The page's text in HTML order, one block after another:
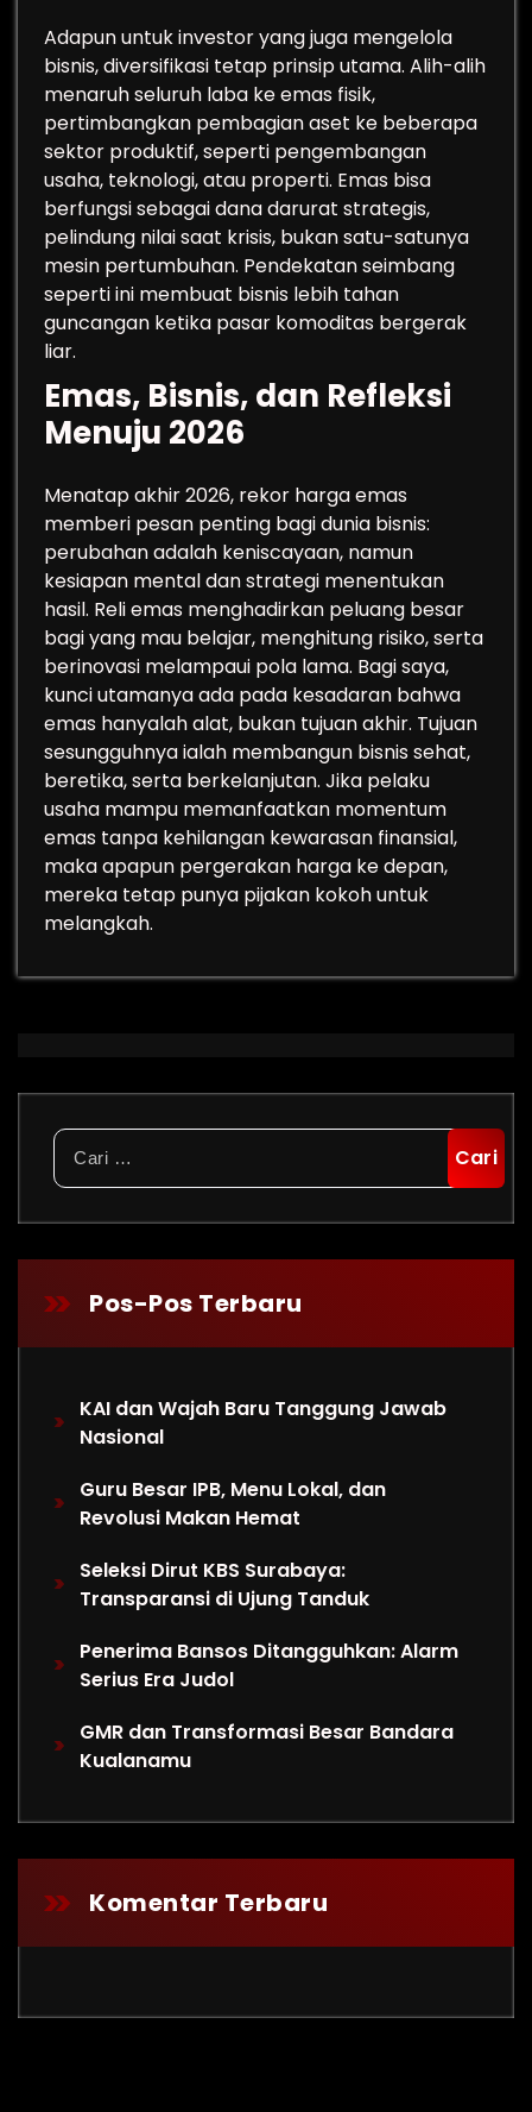
Adapun untuk investor yang juga mengelola
bisnis, diversifikasi tetap prinsip utama. Alih-alih
menaruh seluruh laba ke emas fisik,
pertimbangkan pembagian aset ke beberapa
sektor produktif, seperti pengembangan
usaha, teknologi, atau properti. Emas bisa
berfungsi sebagai dana darurat strategis,
pelindung nilai saat krisis, bukan satu-satunya
mesin pertumbuhan. Pendekatan seimbang
seperti ini membuat bisnis lebih tahan
guncangan ketika pasar komoditas bergerak
liar.
Emas, Bisnis, dan Refleksi
Menuju 2026
Menatap akhir 2026, rekor harga emas
memberi pesan penting bagi dunia bisnis:
perubahan adalah keniscayaan, namun
kesiapan mental dan strategi menentukan
hasil. Reli emas menghadirkan peluang besar
bagi yang mau belajar, menghitung risiko, serta
berinovasi melampaui pola lama. Bagi saya,
kunci utamanya ada pada kesadaran bahwa
emas hanyalah alat, bukan tujuan akhir. Tujuan
sesungguhnya ialah membangun bisnis sehat,
beretika, serta berkelanjutan. Jika pelaku
usaha mampu memanfaatkan momentum
emas tanpa kehilangan kewarasan finansial,
maka apapun pergerakan harga ke depan,
mereka tetap punya pijakan kokoh untuk
melangkah.
Cari
untuk:
Pos-Pos Terbaru
KAI dan Wajah Baru Tanggung Jawab
Nasional
Guru Besar IPB, Menu Lokal, dan
Revolusi Makan Hemat
Seleksi Dirut KBS Surabaya:
Transparansi di Ujung Tanduk
Penerima Bansos Ditangguhkan: Alarm
Serius Era Judol
GMR dan Transformasi Besar Bandara
Kualanamu
Komentar Terbaru